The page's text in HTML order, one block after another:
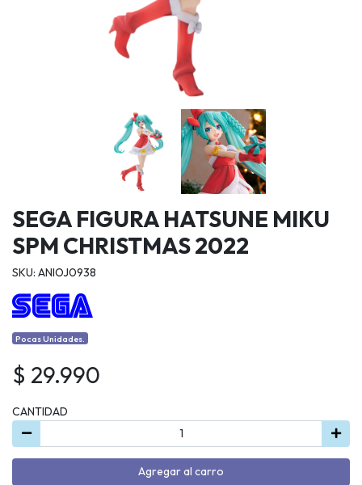
SEGA FIGURA HATSUNE MIKU
SPM CHRISTMAS 2022
SKU: ANIOJ0938
Pocas Unidades.
$ 29.990
CANTIDAD
Agregar al carro